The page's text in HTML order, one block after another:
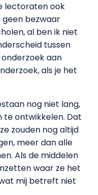
lectoraten ook
bezwaar
al ben ik niet
tussen
aan
als je het
nog niet lang,
te ontwikkelen. Dat
zouden nog altijd
meer dan alle
Als de middelen
waar ze het
mij betreft niet